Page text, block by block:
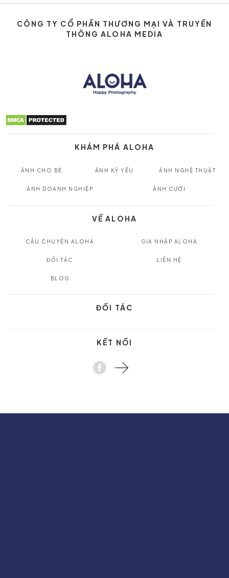
CÔNG TY CỔ PHẦN THƯƠNG MẠI VÀ TRUYỀN
THÔNG ALOHA MEDIA
KHÁM PHÁ ALOHA
ẢNH CHO BÉ ẢNH KỶ YẾU ẢNH NGHỆ THUẬT
ẢNH DOANH NGHIỆP ẢNH CƯỚI
VỀ ALOHA
CÂU CHUYỆN ALOHA GIA NHẬP ALOHA
ĐỐI TÁC LIÊN HỆ
BLOG
ĐỐI TÁC
KẾT NỐI